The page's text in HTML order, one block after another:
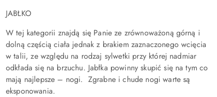
JABŁKO
W tej kategorii znajdą się Panie ze zrównoważoną górną i
dolną częścią ciała jednak z brakiem zaznaczonego wcięcia
w talii, ze względu na rodzaj sylwetki przy której nadmiar
odkłada się na brzuchu. Jabłka powinny skupić się na tym co
mają najlepsze – nogi. Zgrabne i chude nogi warte są
eksponowania.